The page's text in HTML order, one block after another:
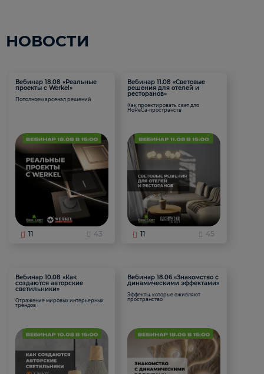
НОВОСТИ
Вебинар 18.08 «Реальные
проекты с Werkel»
Пополняем арсенал решений
11 43
Вебинар 11.08 «Световые
решения для отелей и
ресторанов»
Как проектировать свет для
HoReCa-пространств
11 45
Вебинар 10.08 «Как
создаются авторские
светильники»
Отражение мировых интерьерных
трендов
Вебинар 18.06 «Знакомство с
динамическими эффектами»
Эффекты, которые оживляют
пространство